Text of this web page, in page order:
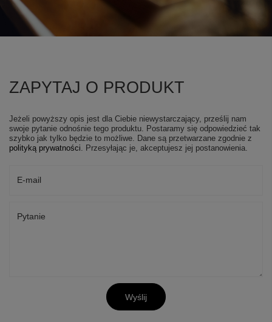
ZAPYTAJ O PRODUKT
Jeżeli powyższy opis jest dla Ciebie niewystarczający, prześlij nam
swoje pytanie odnośnie tego produktu. Postaramy się odpowiedzieć tak
szybko jak tylko będzie to możliwe. Dane są przetwarzane zgodnie z
polityką prywatności. Przesyłając je, akceptujesz jej postanowienia.
E-mail
Pytanie
Wyślij